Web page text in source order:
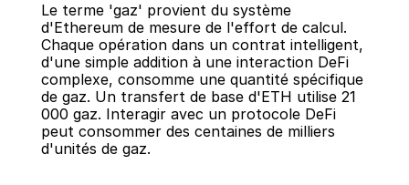
Le terme 'gaz' provient du système
d'Ethereum de mesure de l'effort de calcul.
Chaque opération dans un contrat intelligent,
d'une simple addition à une interaction DeFi
complexe, consomme une quantité spécifique
de gaz. Un transfert de base d'ETH utilise 21
000 gaz. Interagir avec un protocole DeFi
peut consommer des centaines de milliers
d'unités de gaz.